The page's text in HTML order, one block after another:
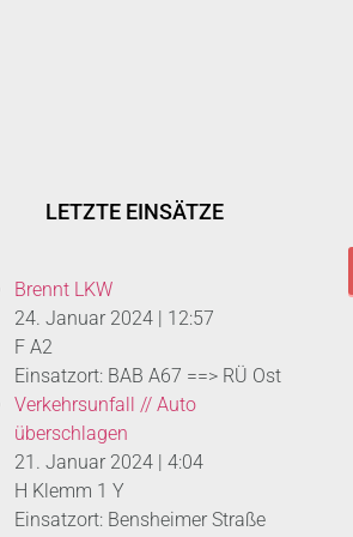
LETZTE EINSÄTZE
Brennt LKW
24. Januar 2024 | 12:57
F A2
Einsatzort: BAB A67 ==> RÜ Ost
Verkehrsunfall // Auto
überschlagen
21. Januar 2024 | 4:04
H Klemm 1 Y
Einsatzort: Bensheimer Straße